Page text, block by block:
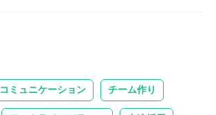
コミュニケーション チーム作り